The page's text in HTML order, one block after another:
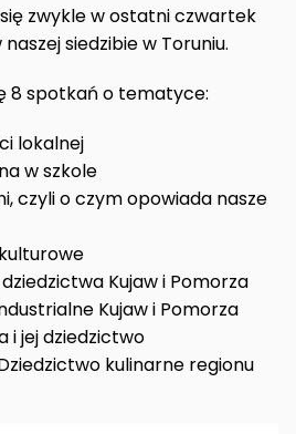
zwykle w ostatni czwartek
siedzibie w Toruniu.
8 spotkań o tematyce:
lokalnej
w szkole
czyli o czym opowiada nasze
Kujaw i Pomorza
Kujaw i Pomorza
i jej dziedzictwo
kulinarne regionu